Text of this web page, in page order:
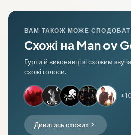
ВАМ ТАКОЖ МОЖЕ
Схожі на Man ov
Гурти й виконавці зі схожим
схожі голоси.
Дивитись схожих chevron_right